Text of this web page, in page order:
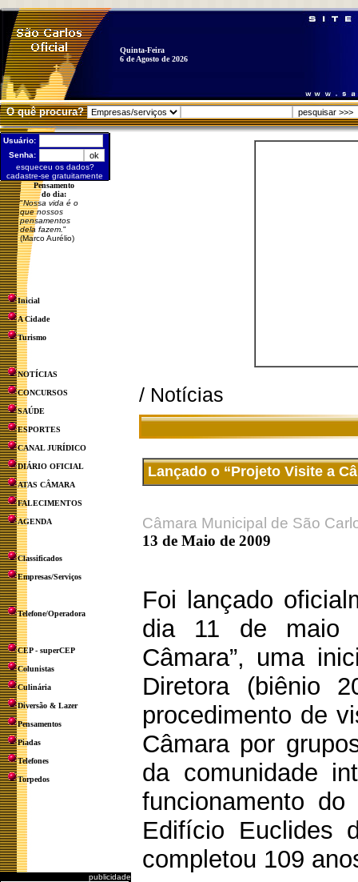
Quinta-Feira
6 de Agosto de 2026
O quê procura?
Usuário:
Senha:
esqueceu os dados?
cadastre-se gratuitamente
Pensamento
do dia:
"Nossa vida é o
que nossos
pensamentos
dela fazem. "
(Marco Aurélio)
Inicial
A Cidade
Turismo
NOTÍCIAS
CONCURSOS
SAÚDE
ESPORTES
CANAL JURÍDICO
DIÁRIO OFICIAL
ATAS CÂMARA
FALECIMENTOS
AGENDA
Classificados
Empresas/Serviços
Telefone/Operadora
CEP - superCEP
Colunistas
Culinária
Diversão & Lazer
Pensamentos
Piadas
Telefones
Torpedos
publicidade
/ Notícias
Lançado o “Projeto Visite a
Câmara Municipal de São
13 de Maio de 2009
Foi lançado
dia 11 de maio
Câmara”, uma
Diretora (biênio
procedimento de
Câmara por
da comunidade
funcionamento
Edifício Euclides
completou 109